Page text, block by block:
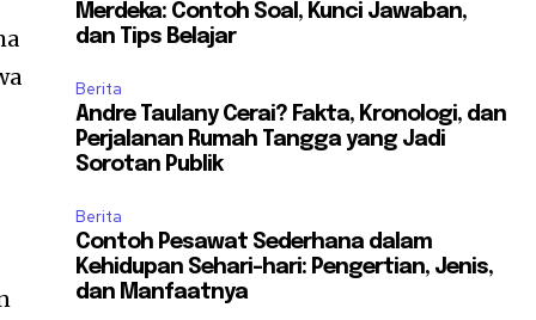
Merdeka: Contoh Soal, Kunci Jawaban,
dan Tips Belajar
Berita
Andre Taulany Cerai? Fakta, Kronologi, dan
Perjalanan Rumah Tangga yang Jadi
Sorotan Publik
Berita
Contoh Pesawat Sederhana dalam
Kehidupan Sehari-hari: Pengertian, Jenis,
dan Manfaatnya